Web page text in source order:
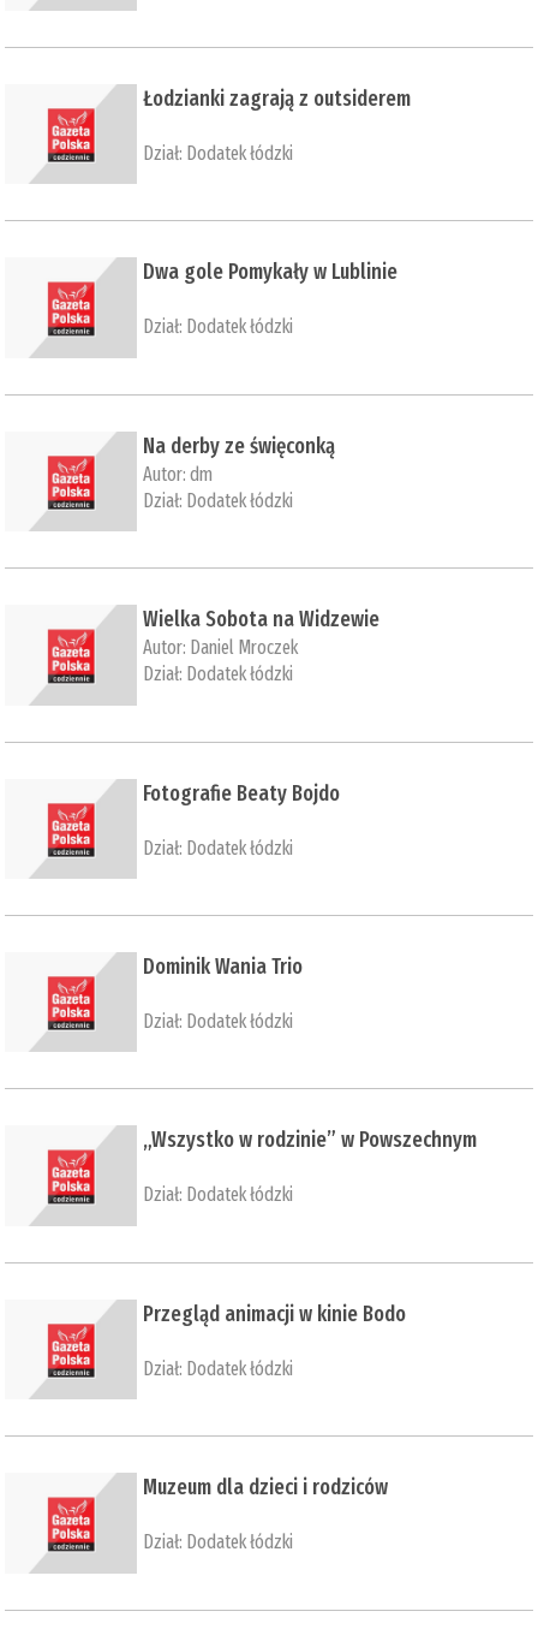
​Łodzianki zagrają z outsiderem
Dział: Dodatek łódzki
​Dwa gole Pomykały w Lublinie
Dział: Dodatek łódzki
Na derby ze święconką
Autor:dm
Dział: Dodatek łódzki
​Wielka Sobota na Widzewie
Autor: Daniel Mroczek
Dział: Dodatek łódzki
​Fotografie Beaty Bojdo
Dział: Dodatek łódzki
Dominik Wania Trio
Dział: Dodatek łódzki
​„Wszystko w rodzinie” w Powszechnym
Dział: Dodatek łódzki
​Przegląd animacji w kinie Bodo
Dział: Dodatek łódzki
​Muzeum dla dzieci i rodziców
Dział: Dodatek łódzki